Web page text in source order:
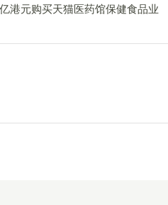
港元购买天猫医药馆保健食品业